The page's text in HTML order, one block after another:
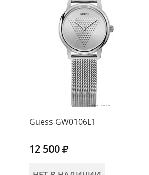
Guess GW0106L1
12 500